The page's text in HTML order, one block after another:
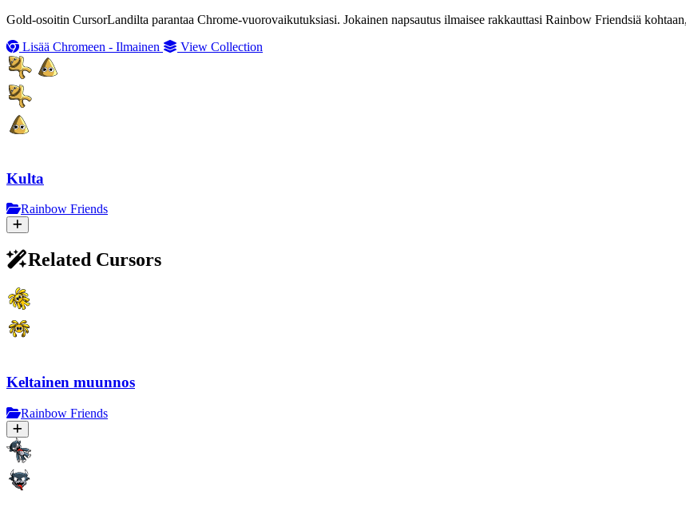
Gold-osoitin CursorLandilta parantaa Chrome-vuorovaikutuksiasi. Jokainen napsautus ilmaisee rakkauttasi Rainbow Friendsiä
Lisää Chromeen - Ilmainen
View Collection
Kulta
Rainbow Friends
Related Cursors
Keltainen muunnos
Rainbow Friends